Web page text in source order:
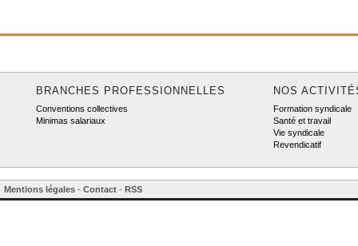
BRANCHES PROFESSIONNELLES
Conventions collectives
Minimas salariaux
NOS
Formation syndicale
Santé et travail
Vie syndicale
Revendicatif
Mentions légales - Contact - RSS